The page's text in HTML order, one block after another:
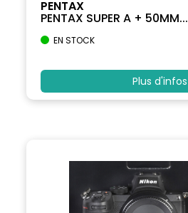
PENTAX
PENTAX SUPER A + 50MM...
EN STOCK
Plus d'infos